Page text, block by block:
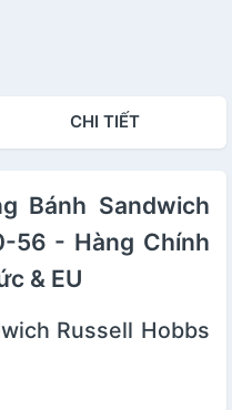
CHI TIẾT
Bánh Sandwich
56 - Hàng Chính
& EU
Russell Hobbs